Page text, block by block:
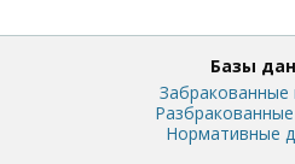
Базы
Забракованные
Нормативные